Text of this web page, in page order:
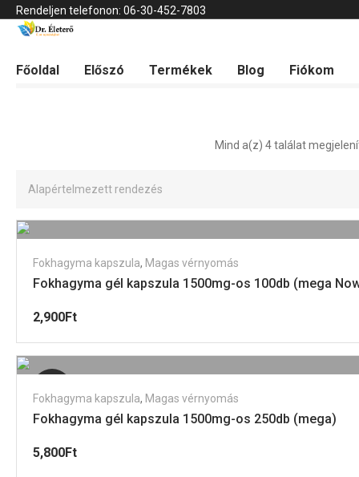
Rendeljen telefonon: 06-30-452-7803
Főoldal Előszó Termékek Blog Fiókom
Kezdőlap >
Mind a(z) 4 találat
Fokhagyma kapszula, Magas vérnyomás
Fokhagyma gél kapszula 1500mg-os 100db (mega
2,900Ft
Fokhagyma kapszula, Magas vérnyomás
Fokhagyma gél kapszula 1500mg-os 250db (mega)
5,800Ft